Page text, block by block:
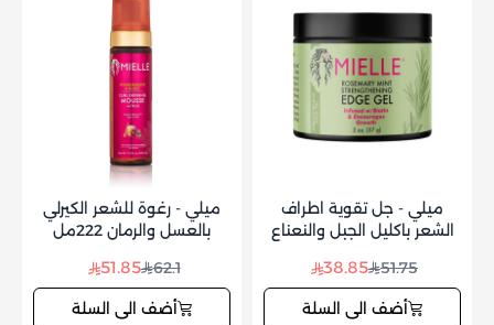
ميلي - جل تقوية اطراف
الشعر باكليل الجبل والنعناع
51.75
38.85
أضف الى السلة
ميلي - رغوة للشعر الكيرلي
بالعسل والرمان 222مل
62.1
51.85
أضف الى السلة